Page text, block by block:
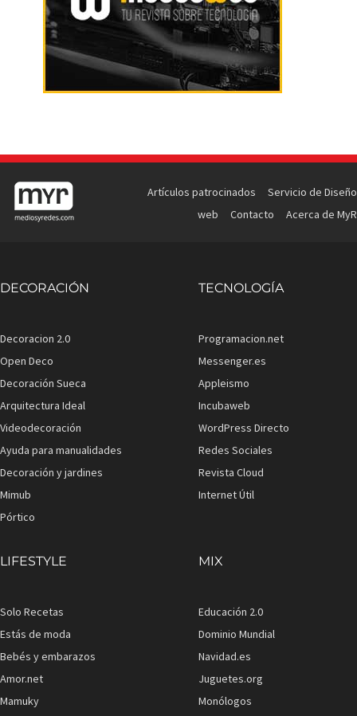
Artículos patrocinados
Servicio de Diseño
web
Contacto Acerca de MyR
DECORACIÓN
Decoracion 2.0
Open Deco
Decoración Sueca
Arquitectura Ideal
Videodecoración
Ayuda para manualidades
Decoración y jardines
Mimub
Pórtico
TECNOLOGÍA
Programacion.net
Messenger.es
Appleismo
Incubaweb
WordPress Directo
Redes Sociales
Revista Cloud
Internet Útil
LIFESTYLE
Solo Recetas
Estás de moda
Bebés y embarazos
Amor.net
Mamuky
MIX
Educación 2.0
Dominio Mundial
Navidad.es
Juguetes.org
Monólogos